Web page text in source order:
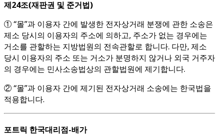
제24조(재판권 및 준거법)
① “몰”과 이용자 간에 발생한 전자상거래 분쟁에 관한 소송은
제소 당시의 이용자의 주소에 의하고, 주소가 없는 경우에는
거소를 관할하는 지방법원의 전속관할로 합니다. 다만, 제소
당시 이용자의 주소 또는 거소가 분명하지 않거나 외국 거주자
의 경우에는 민사소송법상의 관할법원에 제기합니다.
② “몰”과 이용자 간에 제기된 전자상거래 소송에는 한국법을
적용합니다.
포트릭 한국대리점-배가